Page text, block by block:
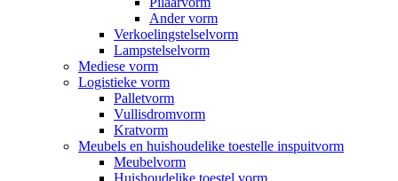
Ander vorm
Verkoelingstelselvorm
Lampstelselvorm
Mediese vorm
Logistieke vorm
Palletvorm
Vullisdromvorm
Kratvorm
Meubels en huishoudelike toestelle inspuitvorm
Meubelvorm
Huishoudelike toestel vorm